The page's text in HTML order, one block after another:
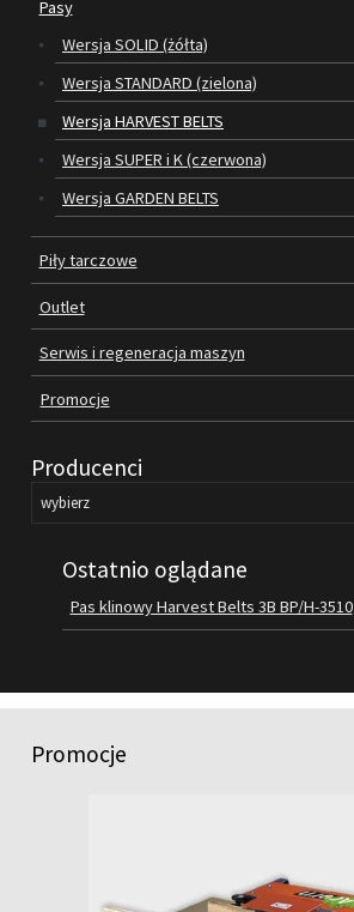
SILNIKI ELEKTRYCZNE
PIŁY TARCZOWE
OUTLET
SERWIS I REGENERACJA MASZYN
PROMOCJE
REGULAMIN
KATALOGI
OBRABIARKI DO DREWNA
SILNIKI ELEKTRYCZNE
KONTAKT
Pasy
Wersja SOLID (żółta)
Wersja STANDARD (zielona)
Wersja HARVEST BELTS
Wersja SUPER i K (czerwona)
Wersja GARDEN BELTS
Piły tarczowe
Outlet
Serwis i regeneracja maszyn
Promocje
Producenci
Ostatnio oglądane
Pas klinowy Harvest Belts 3B BP/H-3510
Promocje